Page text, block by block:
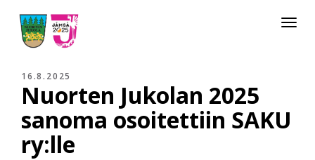
Toggle
16.8.2025
Nuorten Jukolan 2025
sanoma osoitettiin SAKU
ry:lle